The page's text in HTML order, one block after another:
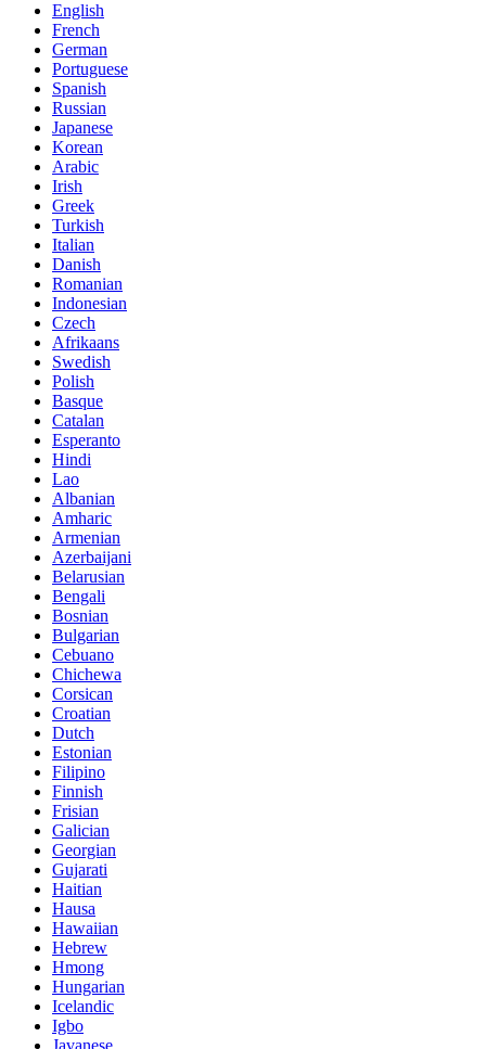
English
French
German
Portuguese
Spanish
Russian
Japanese
Korean
Arabic
Irish
Greek
Turkish
Italian
Danish
Romanian
Indonesian
Czech
Afrikaans
Swedish
Polish
Basque
Catalan
Esperanto
Hindi
Lao
Albanian
Amharic
Armenian
Azerbaijani
Belarusian
Bengali
Bosnian
Bulgarian
Cebuano
Chichewa
Corsican
Croatian
Dutch
Estonian
Filipino
Finnish
Frisian
Galician
Georgian
Gujarati
Haitian
Hausa
Hawaiian
Hebrew
Hmong
Hungarian
Icelandic
Igbo